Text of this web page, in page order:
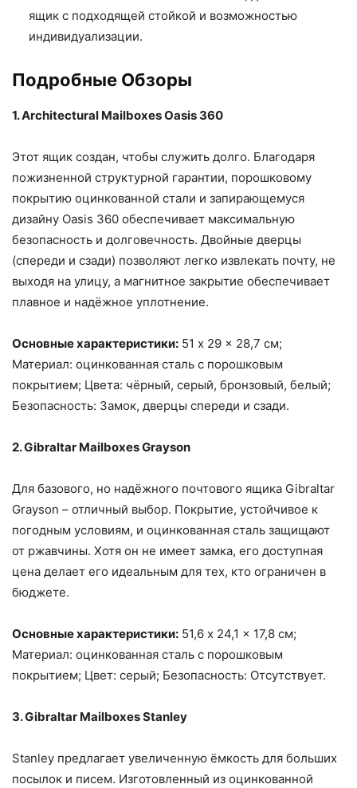
ящик с подходящей стойкой и возможностью
индивидуализации.
Подробные Обзоры
1. Architectural Mailboxes Oasis 360
Этот ящик создан, чтобы служить долго. Благодаря
пожизненной структурной гарантии, порошковому
покрытию оцинкованной стали и запирающемуся
дизайну Oasis 360 обеспечивает максимальную
безопасность и долговечность. Двойные дверцы
(спереди и сзади) позволяют легко извлекать почту, не
выходя на улицу, а магнитное закрытие обеспечивает
плавное и надёжное уплотнение.
Основные характеристики: 51 x 29 x 28,7 см;
Материал: оцинкованная сталь с порошковым
покрытием; Цвета: чёрный, серый, бронзовый, белый;
Безопасность: Замок, дверцы спереди и сзади.
2. Gibraltar Mailboxes Grayson
Для базового, но надёжного почтового ящика Gibraltar
Grayson – отличный выбор. Покрытие, устойчивое к
погодным условиям, и оцинкованная сталь защищают
от ржавчины. Хотя он не имеет замка, его доступная
цена делает его идеальным для тех, кто ограничен в
бюджете.
Основные характеристики: 51,6 x 24,1 x 17,8 см;
Материал: оцинкованная сталь с порошковым
покрытием; Цвет: серый; Безопасность: Отсутствует.
3. Gibraltar Mailboxes Stanley
Stanley предлагает увеличенную ёмкость для больших
посылок и писем. Изготовленный из оцинкованной